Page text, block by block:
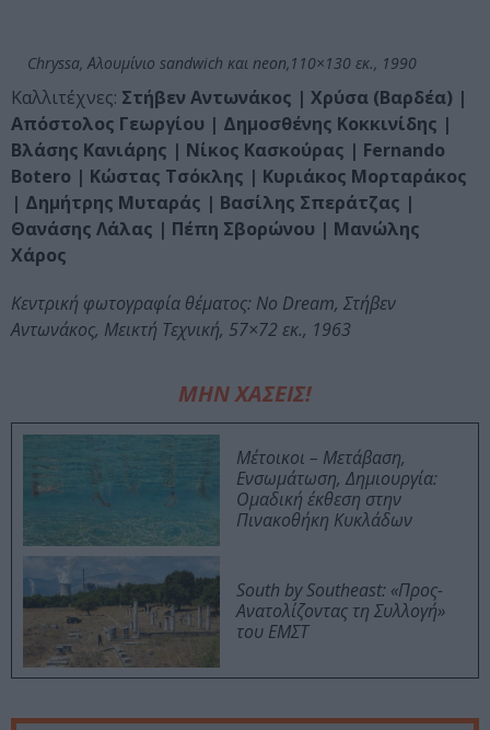
Chryssa, Αλουμίνιο sandwich και neon,110×130 εκ., 1990
Καλλιτέχνες: Στήβεν Αντωνάκος | Χρύσα (Βαρδέα) |
Απόστολος Γεωργίου | Δημοσθένης Κοκκινίδης |
Βλάσης Κανιάρης | Νίκος Κασκούρας | Fernando
Botero | Κώστας Τσόκλης | Κυριάκος Μορταράκος
| Δημήτρης Μυταράς | Βασίλης Σπεράτζας |
Θανάσης Λάλας | Πέπη Σβορώνου | Μανώλης
Χάρος
Κεντρική φωτογραφία θέματος: No Dream, Στήβεν
Αντωνάκος, Μεικτή Τεχνική, 57×72 εκ., 1963
ΜΗΝ ΧΑΣΕΙΣ!
Μέτοικοι – Μετάβαση,
Ενσωμάτωση, Δημιουργία:
Ομαδική έκθεση στην
Πινακοθήκη Κυκλάδων
South by Southeast: «Προς-
Ανατολίζοντας τη Συλλογή»
του ΕΜΣΤ